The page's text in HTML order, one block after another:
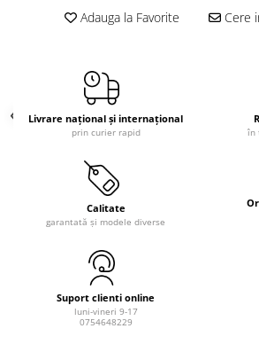
Adauga la Favorite Cere
Livrare național și internațional
prin curier rapid în
Calitate
garantată și modele diverse
Suport clienti online
luni-vineri 9-17
0754648229